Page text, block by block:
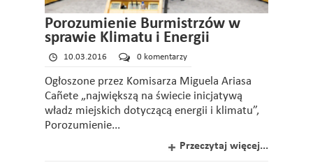
Porozumienie Burmistrzów w
sprawie Klimatu i Energii
10.03.2016 0 komentarzy
Ogłoszone przez Komisarza Miguela Ariasa
Cañete „największą na świecie inicjatywą
władz miejskich dotyczącą energii i klimatu”,
Porozumienie...
Przeczytaj więcej...